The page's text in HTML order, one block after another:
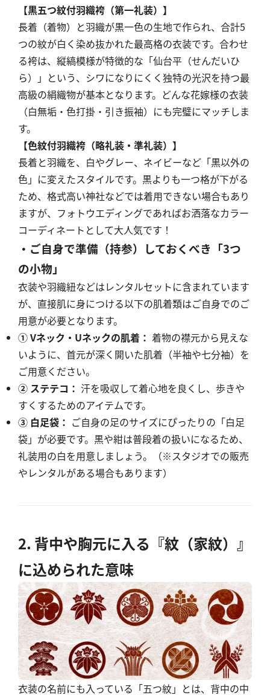
【黒五つ紋付羽織袴（第一礼装）】
長着（着物）と羽織が黒一色の生地で作られ、合計5
つの紋が白く染め抜かれた最高格の衣装です。合わせ
る袴は、縦縞模様が特徴的な「仙台平（せんだいひ
ら）」という、シワになりにくく独特の光沢を持つ最
高級の絹織物が基本となります。どんな花嫁様の衣装
（白無垢・色打掛・引き振袖）にも完璧にマッチしま
す。
【色紋付羽織袴（略礼装・準礼装）】
長着と羽織を、白やグレー、ネイビーなど「黒以外の
色」に変えたスタイルです。黒よりも一つ格が下がる
ため、格式高い神社などでは着用できない場合もあり
ますが、フォトウエディングであればお洒落なカラー
コーディネートとして大人気です！
・ご自身で準備（持参）しておくべき「3つ
の小物」
衣装や羽織紐などはレンタルセットに含まれています
が、直接肌に身につける以下の肌着類はご自身でのご
用意が必要となります。
① Vネック・Uネックの肌着： 着物の襟元から見えな
いように、首元が深く開いた肌着（半袖や七分袖）を
ご用意ください。
② ステテコ： 汗を吸収して着心地を良くし、歩きや
すくするためのアイテムです。
③ 白足袋： ご自身の足のサイズにぴったりの「白足
袋」が必要です。黒や紺は普段着の扱いになるため、
礼装用の白を用意しましょう。（※スタジオでの販売
やレンタルがある場合もあります）
2. 背中や胸元に入る『紋（家紋）』
に込められた意味
衣装の名前にも入っている「五つ紋」とは、背中の中